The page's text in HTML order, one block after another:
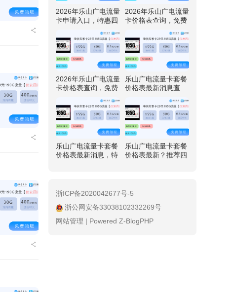
2026年乐山广电流量
卡申请入口，特惠四
流量
2026年乐山广电流量
卡价格表查询，免费
192G流量
2026年乐山广电流量
卡价格表查询，免费
192G流量
乐山广电流量卡套餐
价格表最新消息查
29元192G流量
乐山广电流量卡套餐
价格表最新消息，特
乐山广电流量卡套餐
价格表最新？推荐四
浙ICP备2020042677号-5
浙公网安备33038102332269号
网站管理 | Powered Z-BlogPHP